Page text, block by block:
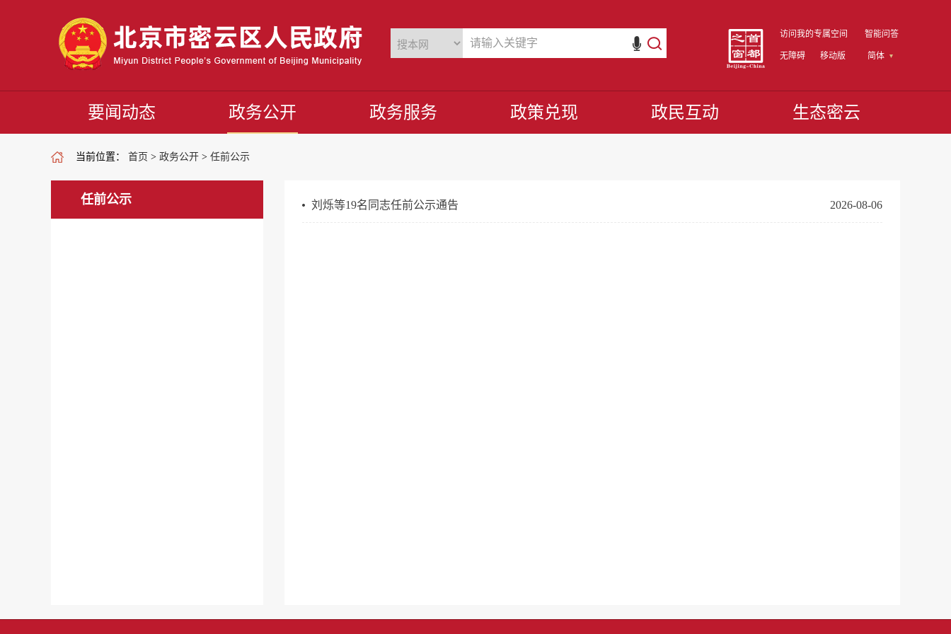
访问我的专属空间 智能问答
无障碍 移动版 简体
要闻动态 政务公开 政务服务 政策兑现 政民互动 生态密云
当前位置： 首页 > 政务公开 > 任前公示
任前公示 刘烁等19名同志任前公示通告 2026-08-06